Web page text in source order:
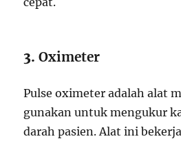
3.Oximeter
Pulse oximeter adalah alat
gunakan untuk mengukur
darah pasien. Alat ini